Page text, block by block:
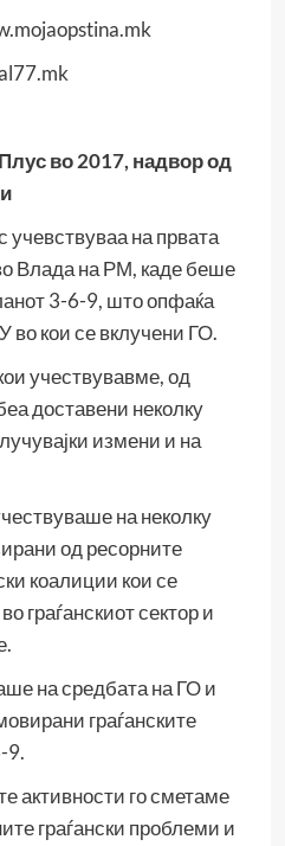
во 2017, надвор од
на првата
Влада на РМ, каде беше
3-6-9, што опфаќа
кои се вклучени ГО.
учествувавме, од
доставени неколку
измени и на
на неколку
од ресорните
коалиции кои се
граѓанскиот сектор и
на средбата на ГО и
граѓанските
9.
активности го сметаме
граѓански проблеми и